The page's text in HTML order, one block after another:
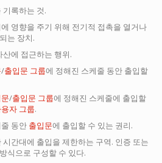
기록하는 것.
영향을 주기 위해 전기적 접촉을 열거나
는 장치.
산에 접근하는 행위.
/출입문 그룹에 정해진 스케줄 동안 출입할
/출입문 그룹에 정해진 스케줄에 출입할
자 그룹.
동안 출입문에 출입할 수 있는 권리.
시간대에 출입을 제한하는 구역. 인증 또는
식으로 구성할 수 있다.